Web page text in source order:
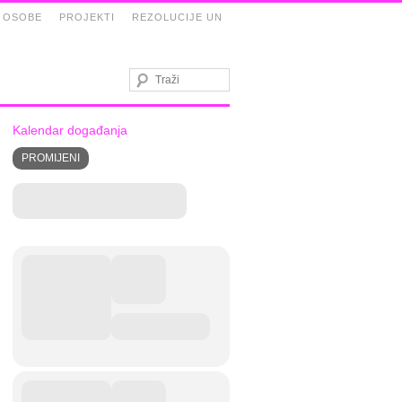
REZOLUCIJE UN
PROJEKTI
Kalendar događanja
PROMIJENI